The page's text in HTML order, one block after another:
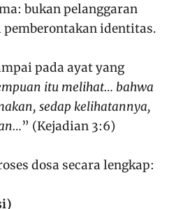
bukan pelanggaran
identitas.
pada ayat yang
itu melihat… bahwa
sedap kelihatannya,
” (Kejadian 3:6)
dosa secara lengkap: